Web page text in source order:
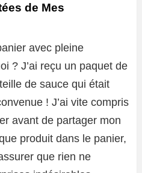
de Mes
avec pleine
? J’ai reçu un paquet de
de sauce qui était
! J’ai vite compris
avant de partager mon
produit dans le panier,
que rien ne